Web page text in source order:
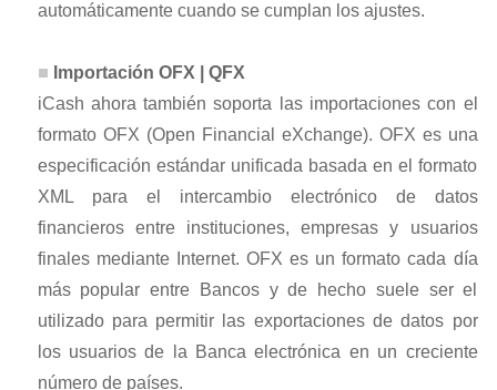
automáticamente cuando se cumplan los ajustes.
Importación OFX | QFX
iCash ahora también soporta las importaciones con el
formato OFX (Open Financial eXchange). OFX es una
especificación estándar unificada basada en el formato
XML para el intercambio electrónico de datos
financieros entre instituciones, empresas y usuarios
finales mediante Internet. OFX es un formato cada día
más popular entre Bancos y de hecho suele ser el
utilizado para permitir las exportaciones de datos por
los usuarios de la Banca electrónica en un creciente
número de países.